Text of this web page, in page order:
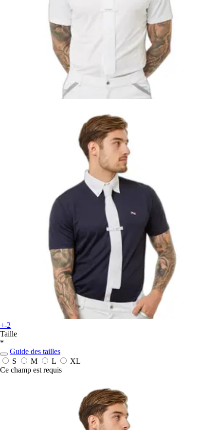
+-2
Taille
*
Guide des tailles
S
M L
XL
Ce champ est requis